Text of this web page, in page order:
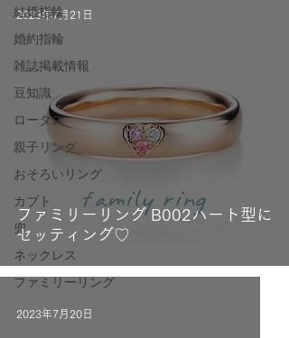
結婚指輪
婚約指輪
雑誌掲載情報
豆知識
ロータス
親子リング
おそろいリング
カブト
兜
ネックレス
ファミリーリング
ファミリーリング B002ハート型に
セッティング♡
2023年7月21日
2023年7月20日